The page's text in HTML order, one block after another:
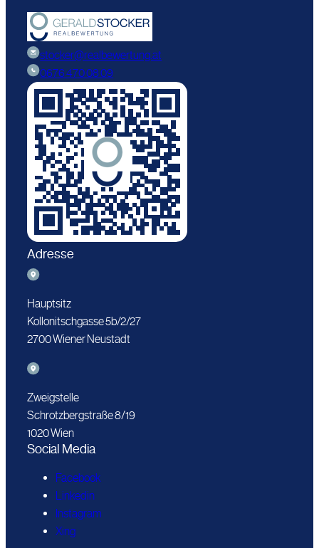
stocker@realbewertung.at
0676 470 08 09
Adresse
Hauptsitz
Kollonitschgasse 5b/2/27
2700 Wiener Neustadt
Zweigstelle
Schrotzbergstraße 8/19
1020 Wien
Social Media
Facebook
Linkedin
Instagram
Xing